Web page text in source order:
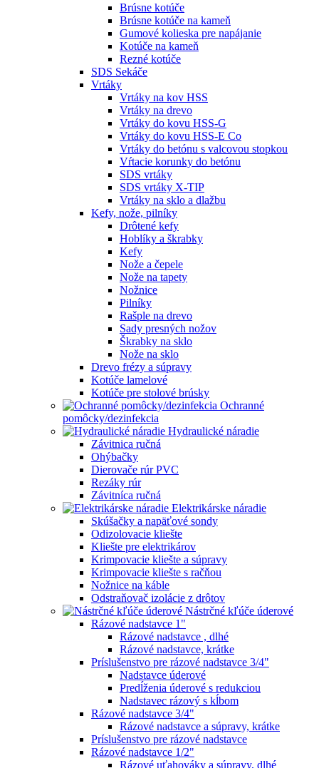
Brúsne kotúče
Brúsne kotúče na kameň
Gumové kolieska pre napájanie
Kotúče na kameň
Rezné kotúče
SDS Sekáče
Vrtáky
Vrtáky na kov HSS
Vrtáky na drevo
Vrtáky do kovu HSS-G
Vrtáky do kovu HSS-E Co
Vrtáky do betónu s valcovou stopkou
Vŕtacie korunky do betónu
SDS vrtáky
SDS vrtáky X-TIP
Vrtáky na sklo a dlažbu
Kefy, nože, pilníky
Drôtené kefy
Hoblíky a škrabky
Kefy
Nože a čepele
Nože na tapety
Nožnice
Pilníky
Rašple na drevo
Sady presných nožov
Škrabky na sklo
Nože na sklo
Drevo frézy a súpravy
Kotúče lamelové
Kotúče pre stolové brúsky
Ochranné
pomôcky/dezinfekcia
Hydraulické náradie
Závitnica ručná
Ohýbačky
Dierovače rúr PVC
Rezáky rúr
Závitníca ručná
Elektrikárske náradie
Skúšačky a napäťové sondy
Odizolovacie kliešte
Kliešte pre elektrikárov
Krimpovacie kliešte a súpravy
Krimpovacie kliešte s račňou
Nožnice na káble
Odstraňovač izolácie z drôtov
Nástrčné kľúče úderové
Rázové nadstavce 1"
Rázové nadstavce , dlhé
Rázové nadstavce, krátke
Príslušenstvo pre rázové nadstavce 3/4"
Nadstavce úderové
Predĺženia úderové s redukciou
Nadstavec rázový s kĺbom
Rázové nadstavce 3/4"
Rázové nadstavce a súpravy, krátke
Príslušenstvo pre rázové nadstavce
Rázové nadstavce 1/2"
Rázové uťahováky a súpravy, dlhé